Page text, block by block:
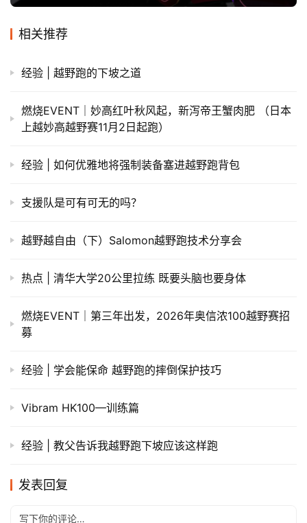
相关推荐
经验 | 越野跑的下坡之道
燃烧EVENT｜妙高红叶秋风起，新泻帝王蟹肉肥 （日本
上越妙高越野赛11月2日起跑）
经验 | 如何优雅地将强制装备塞进越野跑背包
支援队是可有可无的吗？
越野越自由（下）Salomon越野跑技术分享会
热点 | 清华大学20公里拉练 既要头脑也要身体
燃烧EVENT｜第三年出发，2026年奥信浓100越野赛招
募
经验 | 学会能保命 越野跑的摔倒保护技巧
Vibram HK100—训练篇
经验 | 教父告诉我越野跑下坡应该这样跑
发表回复